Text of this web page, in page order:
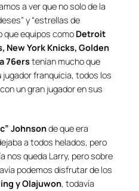
a ver que no solo de la
y “estrellas de
que equipos como Detroit
New York Knicks, Golden
76erstenían mucho que
franquicia, todos los
un gran jugador en sus
Johnsonde que era
a todos helados, pero
nos queda Larry, pero sobre
podemos disfrutar de los
y Olajuwon, todavía